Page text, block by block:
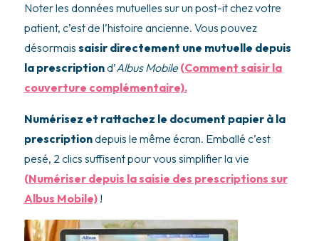
Noter les données mutuelles sur un post-it chez votre
patient, c’est de l’histoire ancienne. Vous pouvez
désormais saisir directement une mutuelle depuis
la prescriptiond’Albus Mobile(Comment saisir la
couverture complémentaire).
Numérisez et rattachez le document papier à la
prescriptiondepuis le même écran. Emballé c’est
pesé, 2 clics suffisent pour vous simplifier la vie
(Numériser depuis la saisie des prescriptions sur
Albus Mobile)!